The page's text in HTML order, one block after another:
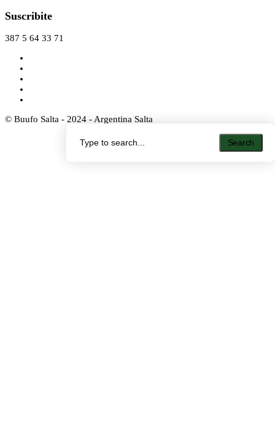
Search
Search
Suscribite
387 5 64 33 71
© Buufo Salta - 2024 - Argentina Salta